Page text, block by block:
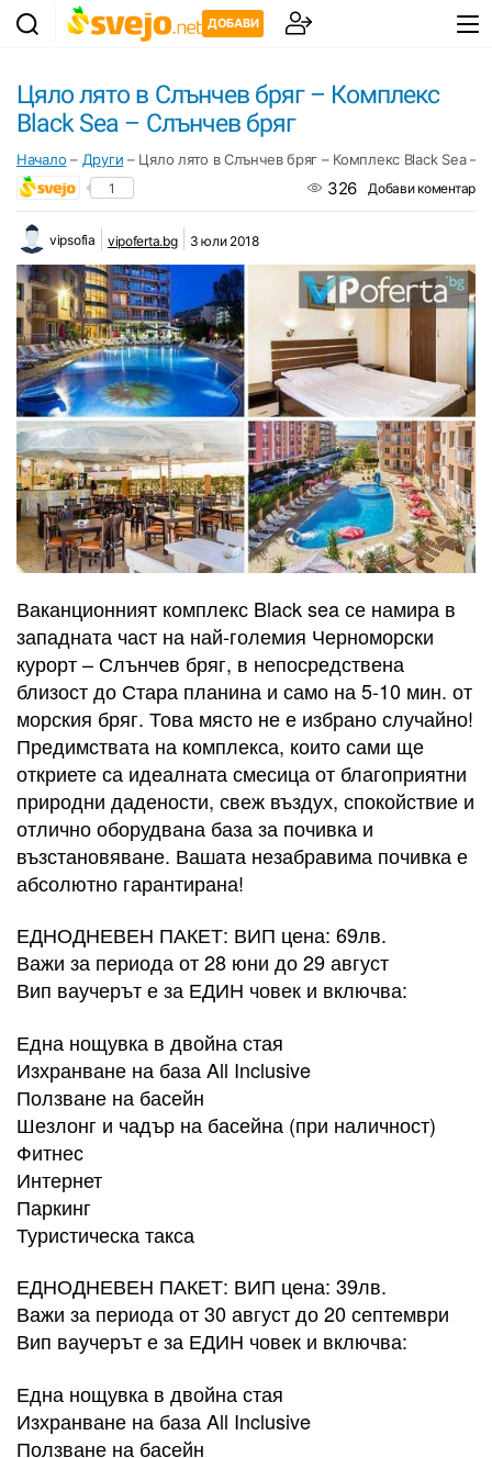
ДОБАВИ
Цяло лято в Слънчев бряг – Комплекс
Black Sea – Слънчев бряг
Начало – Други – Цяло лято в Слънчев бряг – Комплекс Black Sea –
1 326 Добави коментар
vipsofia vipoferta.bg 3 юли 2018
Ваканционният комплекс Black sea се намира в
западната част на най-големия Черноморски
курорт – Слънчев бряг, в непосредствена
близост до Стара планина и само на 5-10 мин. от
морския бряг. Това място не е избрано случайно!
Предимствата на комплекса, които сами ще
откриете са идеалната смесица от благоприятни
природни дадености, свеж въздух, спокойствие и
отлично оборудвана база за почивка и
възстановяване. Вашата незабравима почивка е
абсолютно гарантирана!
ЕДНОДНЕВЕН ПАКЕТ: ВИП цена: 69лв.
Важи за периода от 28 юни до 29 август
Вип ваучерът е за ЕДИН човек и включва:
Една нощувка в двойна стая
Изхранване на база All Inclusive
Ползване на басейн
Шезлонг и чадър на басейна (при наличност)
Фитнес
Интернет
Паркинг
Туристическа такса
​ЕДНОДНЕВЕН ПАКЕТ: ВИП цена: 39лв.
Важи за периода от 30 август до 20 септември
Вип ваучерът е за ЕДИН човек и включва:
Една нощувка в двойна стая
Изхранване на база All Inclusive
Ползване на басейн